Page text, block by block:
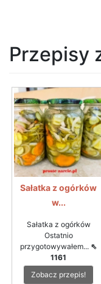
Przepisy
Sałatka z ogórków
w...
Sałatka z ogórków
Ostatnio
przygotowywałem... ⇖
1161
Zobacz przepis!